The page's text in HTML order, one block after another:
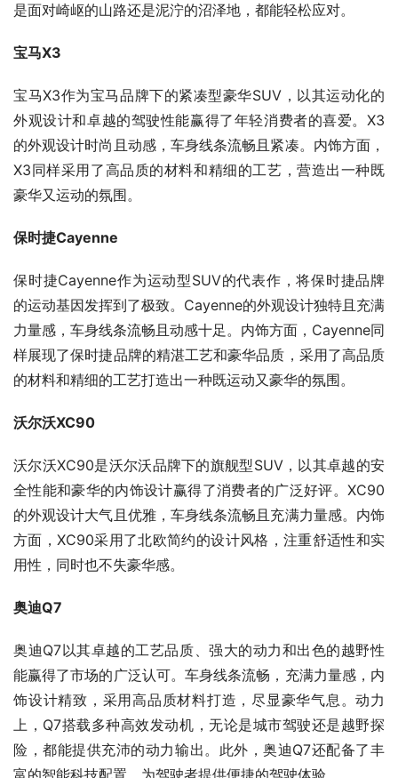
是面对崎岖的山路还是泥泞的沼泽地，都能轻松应对。
宝马X3
宝马X3作为宝马品牌下的紧凑型豪华SUV，以其运动化的
外观设计和卓越的驾驶性能赢得了年轻消费者的喜爱。X3
的外观设计时尚且动感，车身线条流畅且紧凑。内饰方面，
X3同样采用了高品质的材料和精细的工艺，营造出一种既
豪华又运动的氛围。
保时捷Cayenne
保时捷Cayenne作为运动型SUV的代表作，将保时捷品牌
的运动基因发挥到了极致。Cayenne的外观设计独特且充满
力量感，车身线条流畅且动感十足。内饰方面，Cayenne同
样展现了保时捷品牌的精湛工艺和豪华品质，采用了高品质
的材料和精细的工艺打造出一种既运动又豪华的氛围。
沃尔沃XC90
沃尔沃XC90是沃尔沃品牌下的旗舰型SUV，以其卓越的安
全性能和豪华的内饰设计赢得了消费者的广泛好评。XC90
的外观设计大气且优雅，车身线条流畅且充满力量感。内饰
方面，XC90采用了北欧简约的设计风格，注重舒适性和实
用性，同时也不失豪华感。
奥迪Q7
奥迪Q7以其卓越的工艺品质、强大的动力和出色的越野性
能赢得了市场的广泛认可。车身线条流畅，充满力量感，内
饰设计精致，采用高品质材料打造，尽显豪华气息。动力
上，Q7搭载多种高效发动机，无论是城市驾驶还是越野探
险，都能提供充沛的动力输出。此外，奥迪Q7还配备了丰
富的智能科技配置，为驾驶者提供便捷的驾驶体验。